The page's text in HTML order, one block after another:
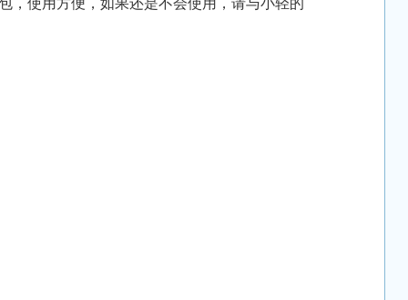
，使用方便，如果还是不会使用，请与小轻的